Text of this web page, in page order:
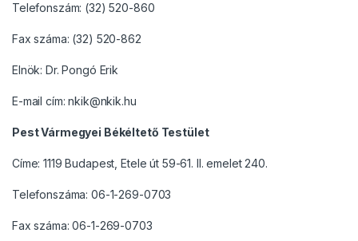
Telefonszám: (32) 520-860
Fax száma: (32) 520-862
Elnök: Dr. Pongó Erik
E-mail cím: nkik@nkik.hu
Pest Vármegyei Békéltető Testület
Címe: 1119 Budapest, Etele út 59-61. II. emelet 240.
Telefonszáma: 06-1-269-0703
Fax száma: 06-1-269-0703